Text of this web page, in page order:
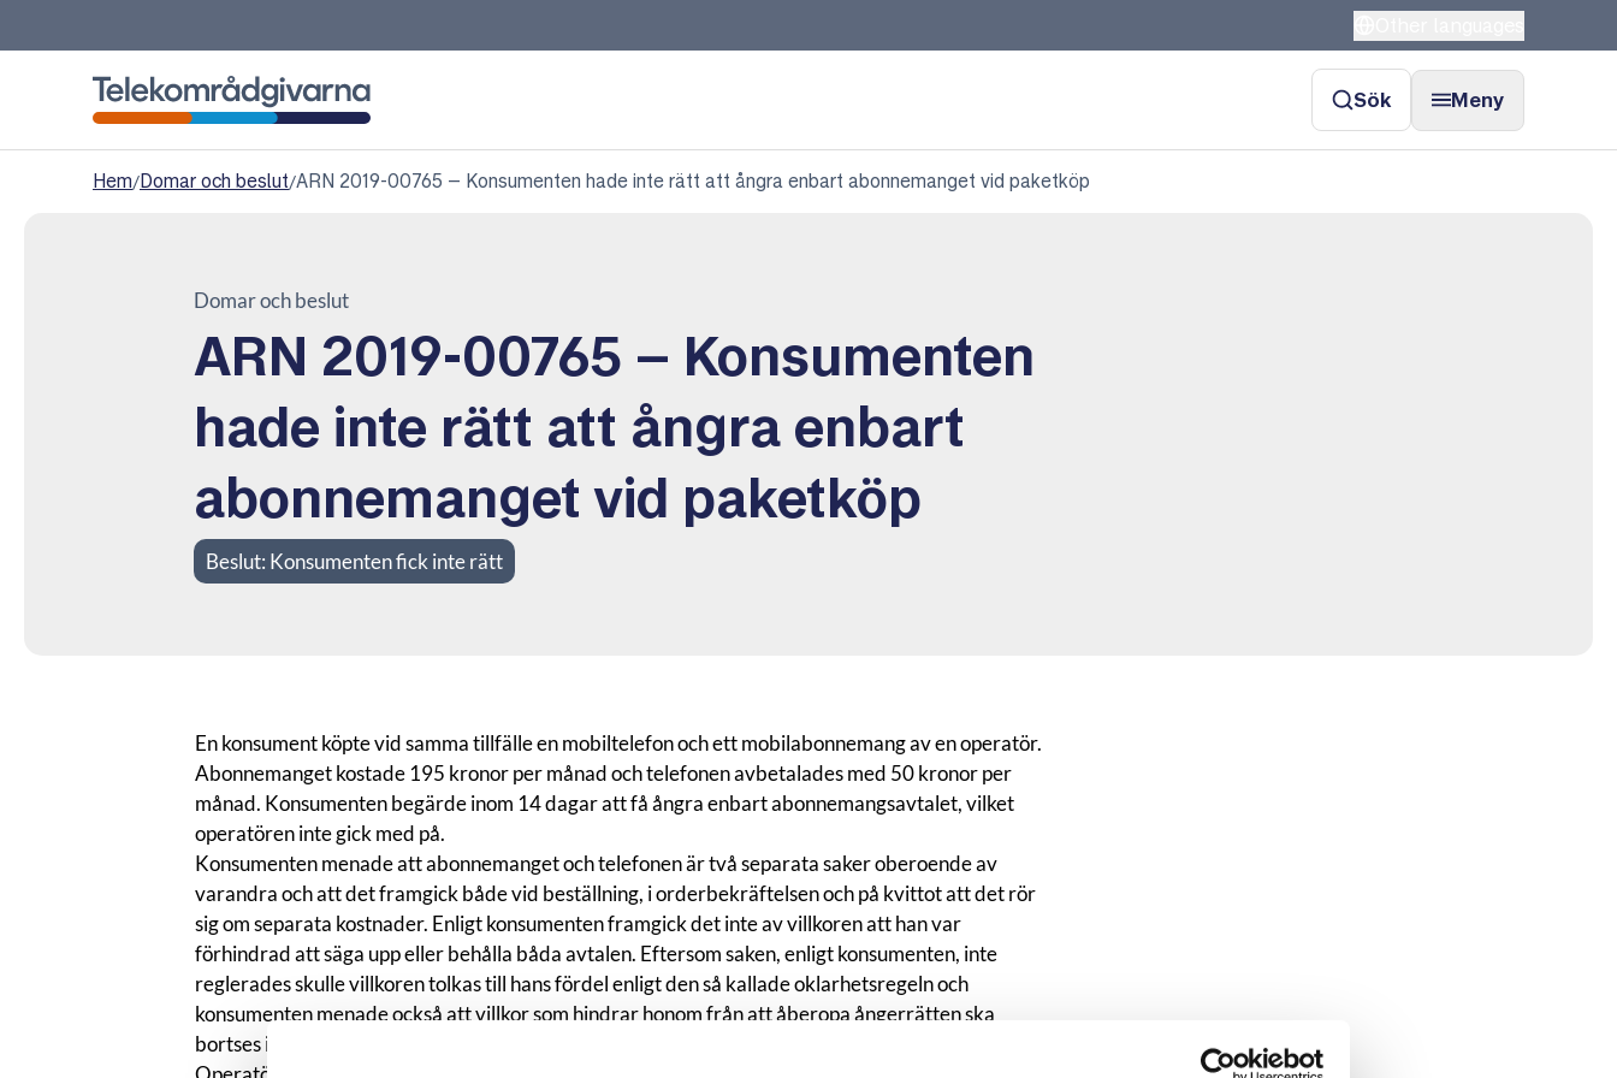
Sök Meny
Hem/Domar och beslut/ARN 2019-00765 – Konsumenten hade inte rätt att ångra enbart abonnemanget vid paketköp
Domar och beslut
ARN 2019-00765 – Konsumenten
hade inte rätt att ångra enbart
abonnemanget vid paketköp
Beslut: Konsumenten fick inte rätt
En konsument köpte vid samma tillfälle en mobiltelefon och ett mobilabonnemang av en operatör.
Abonnemanget kostade 195 kronor per månad och telefonen avbetalades med 50 kronor per
månad. Konsumenten begärde inom 14 dagar att få ångra enbart abonnemangsavtalet, vilket
operatören inte gick med på.
Konsumenten menade att abonnemanget och telefonen är två separata saker oberoende av
varandra och att det framgick både vid beställning, i orderbekräftelsen och på kvittot att det rör
sig om separata kostnader. Enligt konsumenten framgick det inte av villkoren att han var
förhindrad att säga upp eller behålla båda avtalen. Eftersom saken, enligt konsumenten, inte
reglerades skulle villkoren tolkas till hans fördel enligt den så kallade oklarhetsregeln och
konsumenten menade också att villkor som hindrar honom från att åberopa ångerrätten ska
bortses ifrån eftersom reglerna är tvingande till hans förmån som konsument.